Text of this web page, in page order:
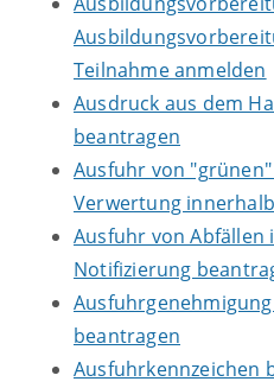
Teilnahme anmelden
Ausdruck aus dem
beantragen
Ausfuhr von
Verwertung
Ausfuhr von Abfällen
Notifizierung
beantragen
Ausfuhrkennzeichen